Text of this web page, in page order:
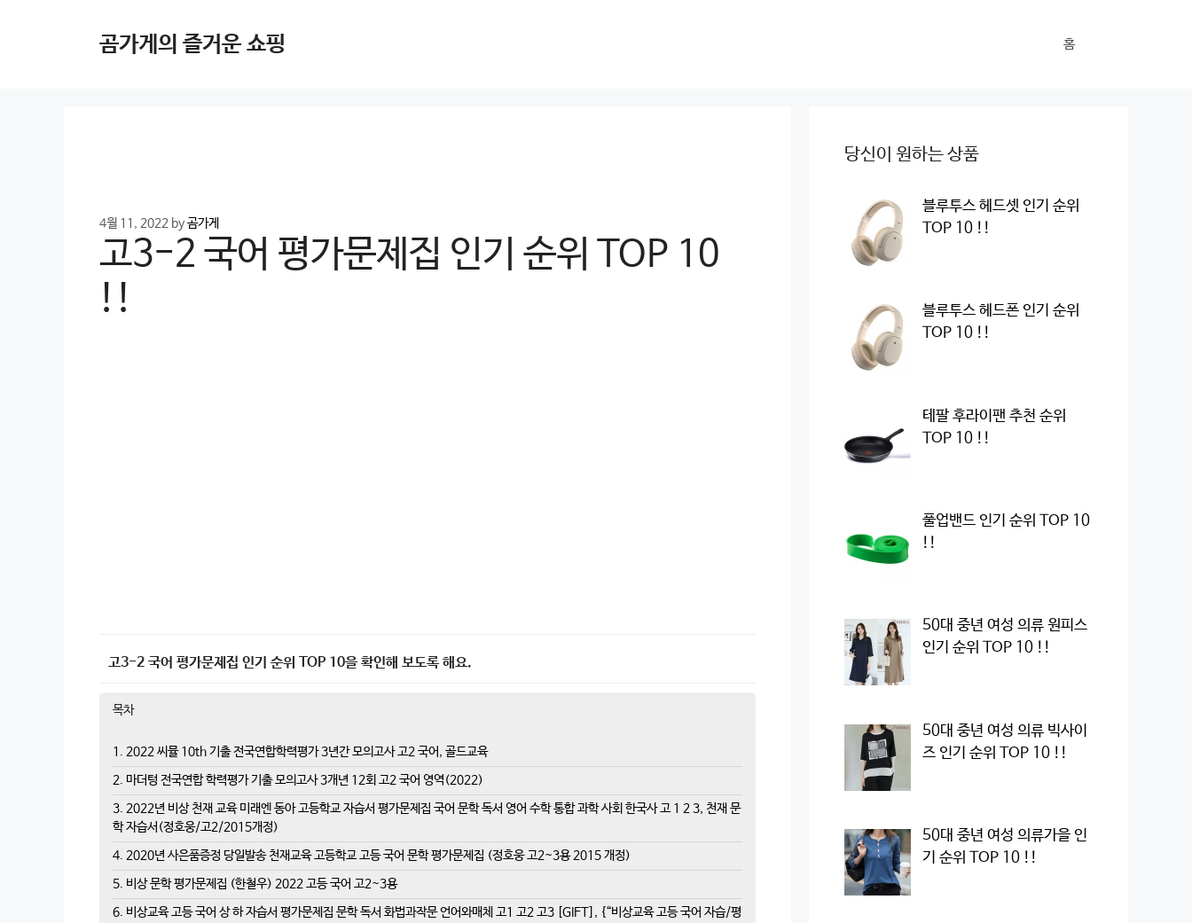
곰가게의 즐거운 쇼핑 홈
4월 11, 2022 by곰가게
고3-2 국어 평가문제집 인기 순위 TOP 10
!!
고3-2 국어 평가문제집 인기 순위 TOP 10을 확인해 보도록 해요.
목차
1. 2022 씨뮬 10th 기출 전국연합학력평가 3년간 모의고사 고2 국어, 골드교육
2. 마더텅 전국연합 학력평가 기출 모의고사 3개년 12회 고2 국어 영역(2022)
3. 2022년 비상 천재 교육 미래엔 동아 고등학교 자습서 평가문제집 국어 문학 독서 영어 수학 통합 과학 사회 한국사 고 1 2 3, 천재 문
학 자습서(정호웅/고2/2015개정)
4. 2020년 사은품증정 당일발송 천재교육 고등학교 고등 국어 문학 평가문제집 (정호웅 고2~3용 2015 개정)
5. 비상 문학 평가문제집 (한철우) 2022 고등 국어 고2~3용
6. 비상교육 고등 국어 상 하 자습서 평가문제집 문학 독서 화법과작문 언어와매체 고1 고2 고3 [GIFT], {“비상교육 고등 국어 자습/평
당신이 원하는 상품
블루투스 헤드셋 인기 순위
TOP 10 !!
블루투스 헤드폰 인기 순위
TOP 10 !!
테팔 후라이팬 추천 순위
TOP 10 !!
풀업밴드 인기 순위 TOP 10
!!
50대 중년 여성 의류 원피스
인기 순위 TOP 10 !!
50대 중년 여성 의류 빅사이
즈 인기 순위 TOP 10 !!
50대 중년 여성 의류가을 인
기 순위 TOP 10 !!